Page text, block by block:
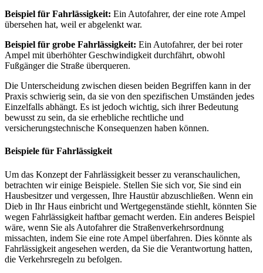
Beispiel für Fahrlässigkeit: Ein Autofahrer, der eine rote Ampel
übersehen hat, weil er abgelenkt war.
Beispiel für grobe Fahrlässigkeit: Ein Autofahrer, der bei roter
Ampel mit überhöhter Geschwindigkeit durchfährt, obwohl
Fußgänger die Straße überqueren.
Die Unterscheidung zwischen diesen beiden Begriffen kann in der
Praxis schwierig sein, da sie von den spezifischen Umständen jedes
Einzelfalls abhängt. Es ist jedoch wichtig, sich ihrer Bedeutung
bewusst zu sein, da sie erhebliche rechtliche und
versicherungstechnische Konsequenzen haben können.
Beispiele für Fahrlässigkeit
Um das Konzept der Fahrlässigkeit besser zu veranschaulichen,
betrachten wir einige Beispiele. Stellen Sie sich vor, Sie sind ein
Hausbesitzer und vergessen, Ihre Haustür abzuschließen. Wenn ein
Dieb in Ihr Haus einbricht und Wertgegenstände stiehlt, könnten Sie
wegen Fahrlässigkeit haftbar gemacht werden. Ein anderes Beispiel
wäre, wenn Sie als Autofahrer die Straßenverkehrsordnung
missachten, indem Sie eine rote Ampel überfahren. Dies könnte als
Fahrlässigkeit angesehen werden, da Sie die Verantwortung hatten,
die Verkehrsregeln zu befolgen.